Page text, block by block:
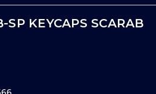
SP KEYCAPS SCARAB